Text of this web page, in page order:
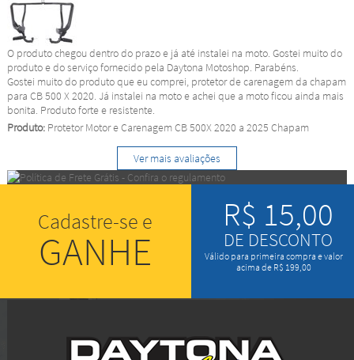
O produto chegou dentro do prazo e já até instalei na moto. Gostei muito do
produto e do serviço fornecido pela Daytona Motoshop. Parabéns.
Gostei muito do produto que eu comprei, protetor de carenagem da chapam
para CB 500 X 2020. Já instalei na moto e achei que a moto ficou ainda mais
bonita. Produto forte e resistente.
Produto:Protetor Motor e Carenagem CB 500X 2020 a 2025 Chapam
Ver mais avaliações
Cadastre-se e
GANHE
R$ 15,00
DE DESCONTO
Válido para primeira compra e valor
acima de R$ 199,00